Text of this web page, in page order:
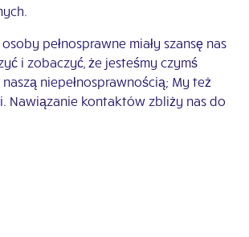
pełnosprawne miały szansę nas
i zobaczyć, że jesteśmy czymś
niepełnosprawnością; My też
Nawiązanie kontaktów zbliży nas do